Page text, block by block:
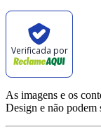
Verificada por
As imagens e os
Design e não podem